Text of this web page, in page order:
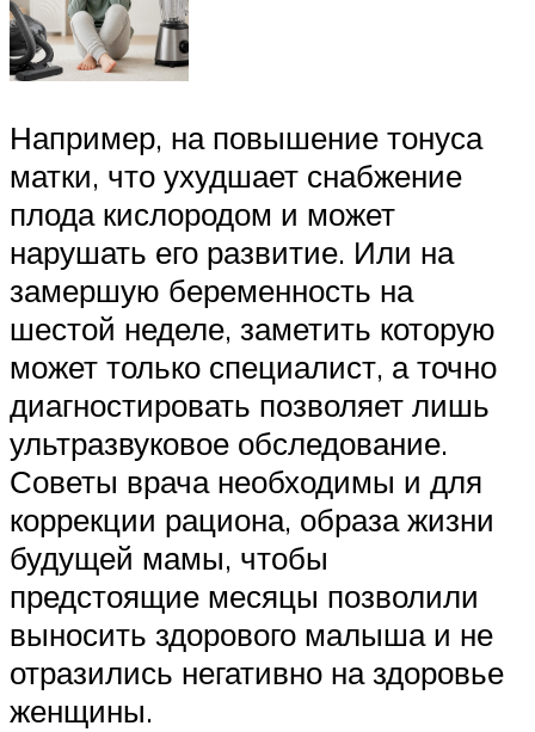
Например, на повышение тонуса
матки, что ухудшает снабжение
плода кислородом и может
нарушать его развитие. Или на
замершую беременность на
шестой неделе, заметить которую
может только специалист, а точно
диагностировать позволяет лишь
ультразвуковое обследование.
Советы врача необходимы и для
коррекции рациона, образа жизни
будущей мамы, чтобы
предстоящие месяцы позволили
выносить здорового малыша и не
отразились негативно на здоровье
женщины.